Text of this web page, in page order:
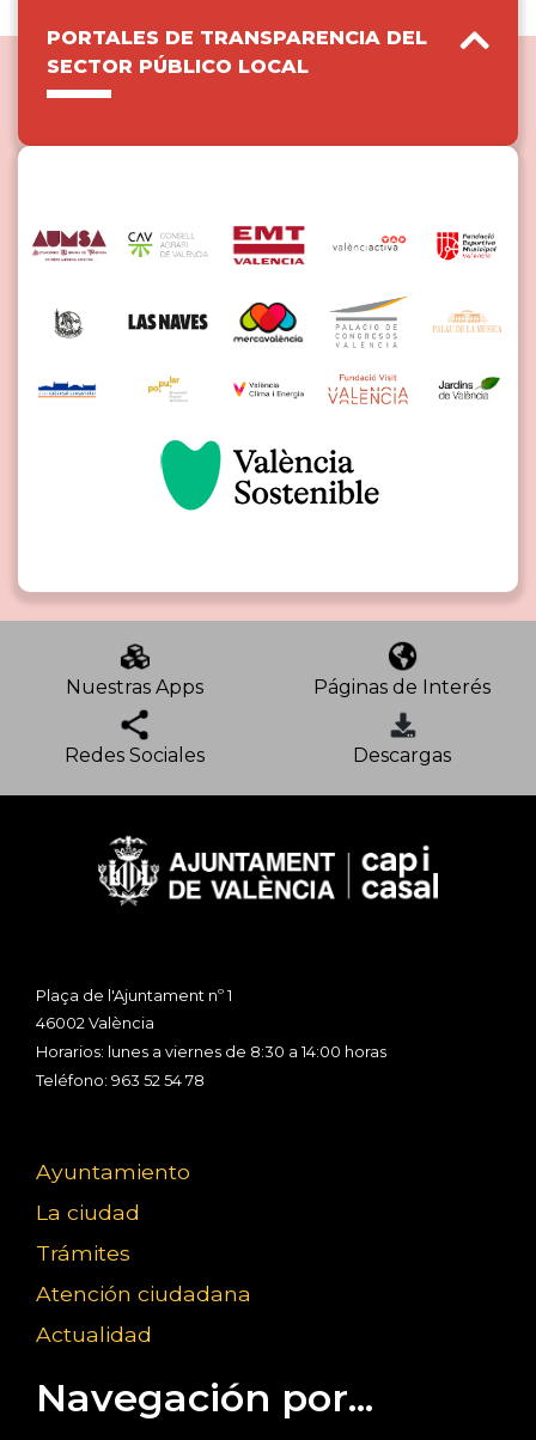
PORTALES DE TRANSPARENCIA DEL
SECTOR PÚBLICO LOCAL
Nuestras Apps Páginas de Interés
Redes Sociales Descargas
Plaça de l'Ajuntament nº 1
46002 València
Horarios: lunes a viernes de 8:30 a 14:00 horas
Teléfono: 963 52 54 78
Ayuntamiento
La ciudad
Trámites
Atención ciudadana
Actualidad
Navegación por...